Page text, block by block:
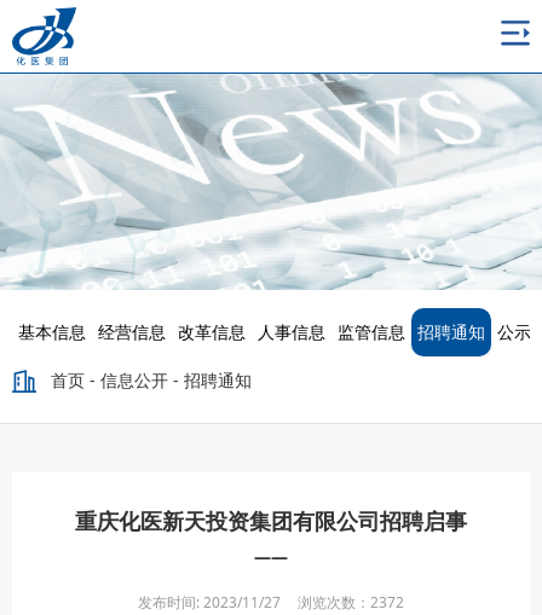
基本信息 经营信息 改革信息 人事信息 监管信息 招聘通知 公示
首页 - 信息公开 - 招聘通知
重庆化医新天投资集团有限公司招聘启事
——
发布时间: 2023/11/27 浏览次数： 2372